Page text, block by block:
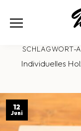
SCHLAGWORT-
Individuelles
12
Juni